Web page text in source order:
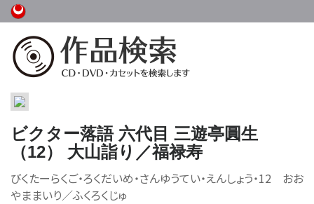
ビクター落語 六代目 三遊亭圓生
（12） 大山詣り／福禄寿
びくたーらくご・ろくだいめ・さんゆうてい・えんしょう・12 おお
やままいり／ふくろくじゅ